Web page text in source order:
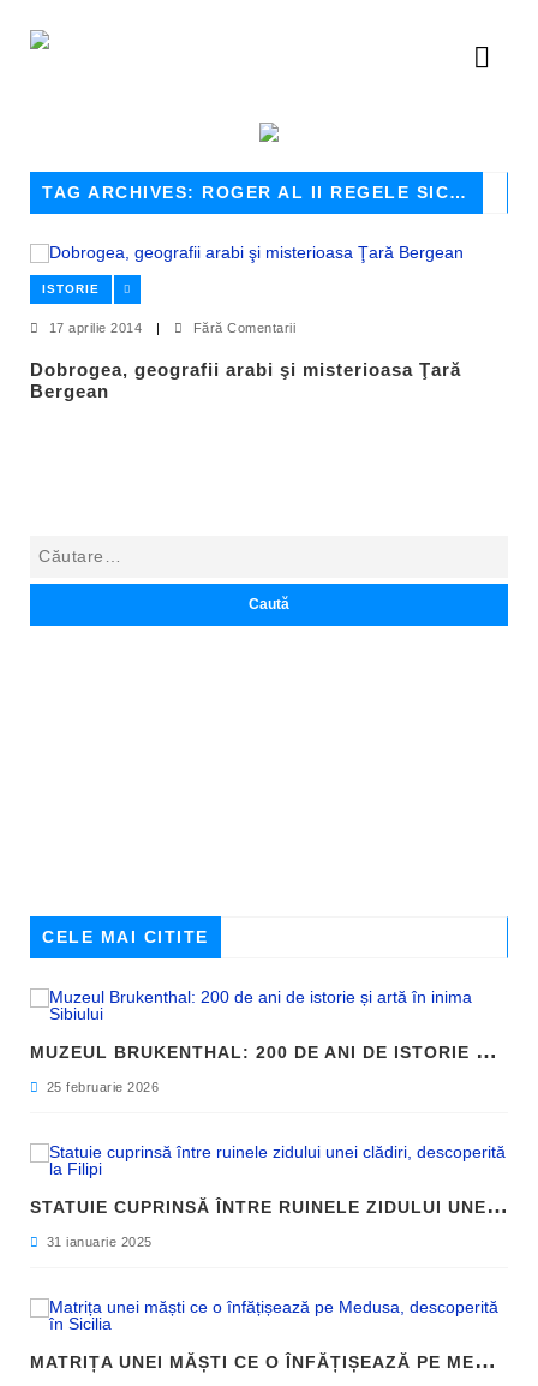
TAG ARCHIVES: ROGER AL II REGELE SICILIEI
ISTORIE
17 aprilie 2014 | Fără Comentarii
Dobrogea, geografii arabi şi misterioasa Ţară
Bergean
CELE MAI CITITE
M
UZEUL BRUKENTHAL: 200 DE ANI DE ISTORIE ȘI ARTĂ ÎN INIMA SIBIULUI
25 februarie 2026
S
TATUIE CUPRINSĂ ÎNTRE RUINELE ZIDULUI UNEI CLĂDIRI, DESCOPERITĂ LA FILIPI
31 ianuarie 2025
M
ATRIȚA UNEI MĂȘTI CE O ÎNFĂȚIȘEAZĂ PE MEDUSA, DESCOPERITĂ ÎN SICILIA